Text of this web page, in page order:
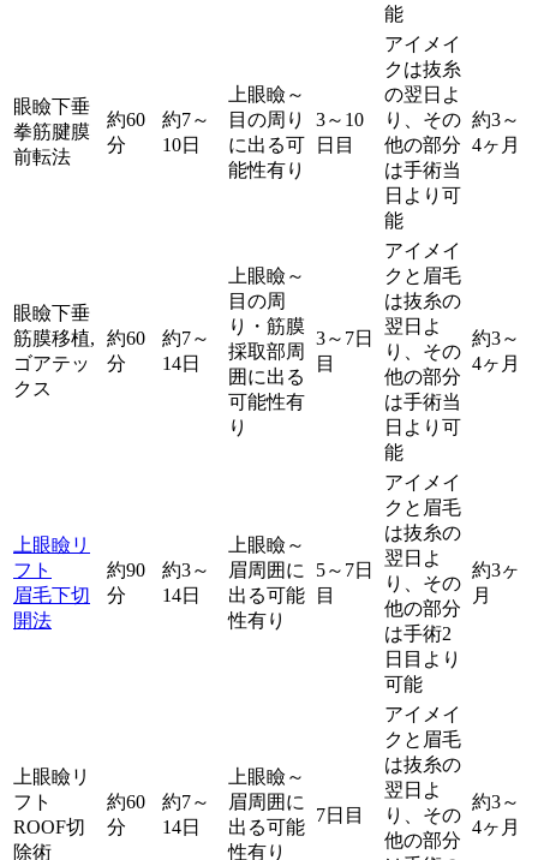
能
眼瞼下垂
拳筋腱膜
前転法
約60
分
約7～
10日
上眼瞼～
目の周り
に出る可
能性有り
3～10
日目
アイメイ
クは抜糸
の翌日よ
り、その
他の部分
は手術当
日より可
能
約3～
4ヶ月
眼瞼下垂
筋膜移植,
ゴアテッ
クス
約60
分
約7～
14日
上眼瞼～
目の周
り・筋膜
採取部周
囲に出る
可能性有
り
3～7日
目
アイメイ
クと眉毛
は抜糸の
翌日よ
り、その
他の部分
は手術当
日より可
能
約3～
4ヶ月
上眼瞼リ
フト
眉毛下切
開法
約90
分
約3～
14日
上眼瞼～
眉周囲に
出る可能
性有り
5～7日
目
アイメイ
クと眉毛
は抜糸の
翌日よ
り、その
他の部分
は手術2
日目より
可能
約3ヶ
月
上眼瞼リ
フト
ROOF切
除術
約60
分
約7～
14日
上眼瞼～
眉周囲に
出る可能
性有り
7日目
アイメイ
クと眉毛
は抜糸の
翌日よ
り、その
他の部分
約3～
4ヶ月